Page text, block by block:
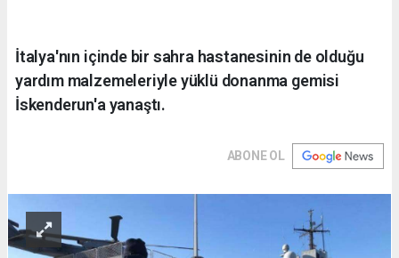
İtalya'nın içinde bir sahra hastanesinin de olduğu
yardım malzemeleriyle yüklü donanma gemisi
İskenderun'a yanaştı.
ABONE OL